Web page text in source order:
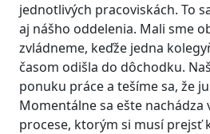
jednotlivých pracoviskách. To
aj nášho oddelenia. Mali sme
zvládneme, keďže jedna
časom odišla do dôchodku.
ponuku práce a tešíme sa, že
Momentálne sa ešte nachádza
procese, ktorým si musí prejsť